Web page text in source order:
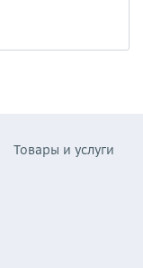
Товары и услуги